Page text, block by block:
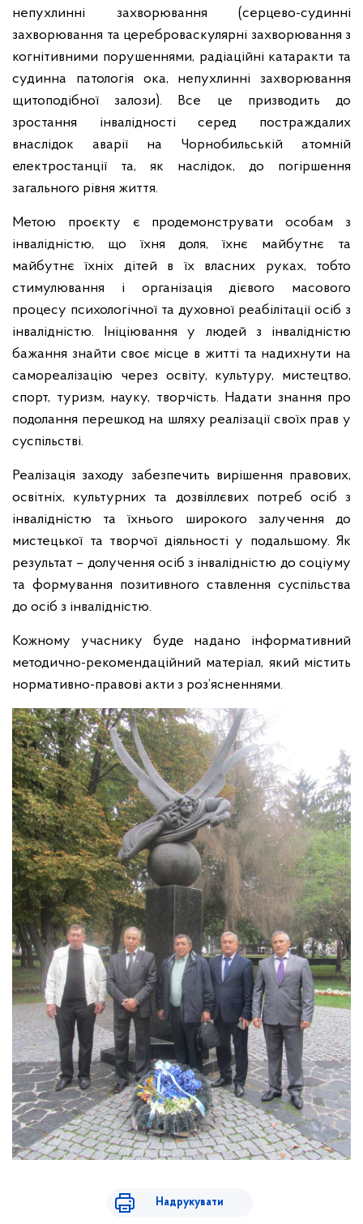
непухлинні захворювання (серцево-судинні
захворювання та цереброваскулярні захворювання з
когнітивними порушеннями, радіаційні катаракти та
судинна патологія ока, непухлинні захворювання
щитоподібної залози). Все це призводить до
зростання інвалідності серед постраждалих
внаслідок аварії на Чорнобильській атомній
електростанції та, як наслідок, до погіршення
загального рівня життя.
Метою проєкту є продемонструвати особам з
інвалідністю, що їхня доля, їхнє майбутнє та
майбутнє їхніх дітей в їх власних руках, тобто
стимулювання і організація дієвого масового
процесу психологічної та духовної реабілітації осіб з
інвалідністю. Ініціювання у людей з інвалідністю
бажання знайти своє місце в житті та надихнути на
самореалізацію через освіту, культуру, мистецтво,
спорт, туризм, науку, творчість. Надати знання про
подолання перешкод на шляху реалізації своїх прав у
суспільстві.
Реалізація заходу забезпечить вирішення правових,
освітніх, культурних та дозвіллєвих потреб осіб з
інвалідністю та їхнього широкого залучення до
мистецької та творчої діяльності у подальшому. Як
результат – долучення осіб з інвалідністю до соціуму
та формування позитивного ставлення суспільства
до осіб з інвалідністю.
Кожному учаснику буде надано інформативний
методично-рекомендаційний матеріал, який містить
нормативно-правові акти з роз’ясненнями.
Надрукувати